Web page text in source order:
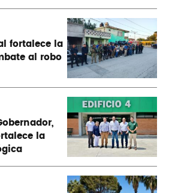
fortalece la
al robo
la